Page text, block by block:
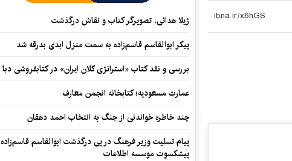
ژیلا هدائی، تصویرگر کتاب و نقاش درگذشت
پیکر ابوالقاسم قاسم‌زاده به سمت منزل ابدی بدرقه شد
بررسی و نقد کتاب «استراتژی کلان ایران» در کتابفروشی دبا
عمارت مسعودیه؛ کتابخانه انجمن معارف
چند خاطره خواندنی از جنگ به انتخاب احمد دهقان
پیام تسلیت وزیر فرهنگ در پی درگذشت ابوالقاسم قاسم‌زاده
پیشکسوت موسسه اطلاعات